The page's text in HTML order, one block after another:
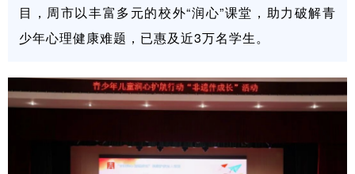
目，周市以丰富多元的校外“润心”课堂，助力破解青
少年心理健康难题，已惠及近3万名学生。